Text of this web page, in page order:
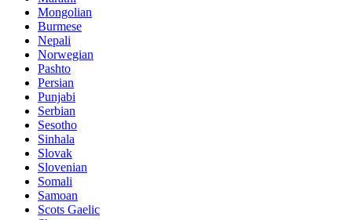
Mongolian
Burmese
Nepali
Norwegian
Pashto
Persian
Punjabi
Serbian
Sesotho
Sinhala
Slovak
Slovenian
Somali
Samoan
Scots Gaelic